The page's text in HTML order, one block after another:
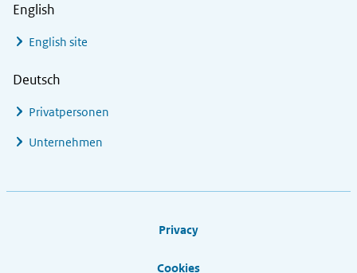
English
English site
Deutsch
Privatpersonen
Unternehmen
Privacy
Cookies